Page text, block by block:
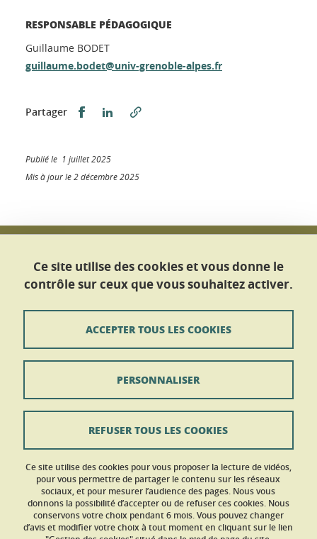
RESPONSABLE PÉDAGOGIQUE
Guillaume BODET
guillaume.bodet@univ-grenoble-alpes.fr
Partager Partager sur Facebook
Partager sur LinkedIn
Publié le 1 juillet 2025
Mis à jour le 2 décembre 2025
Maison Des Langues et des Cultures
Service Des Langues
CS 40 700
Tél : +33 (0)4 56 52 10 50
Nous contacter
Mentions légales
Données personnelles
Crédits
Gestion des cookies
Ce site utilise des cookies et vous donne le
contrôle sur ceux que vous souhaitez activer.
Ce site utilise des cookies pour vous proposer la lecture de vidéos,
pour vous permettre de partager le contenu sur les réseaux
sociaux, et pour mesurer l’audience des pages. Nous vous
donnons la possibilité d’accepter ou de refuser ces cookies. Nous
conservons votre choix pendant 6 mois. Vous pouvez changer
d’avis et modifier votre choix à tout moment en cliquant sur le lien
ACCEPTER TOUS LES COOKIES
REFUSER TOUS LES COOKIES
PERSONNALISER